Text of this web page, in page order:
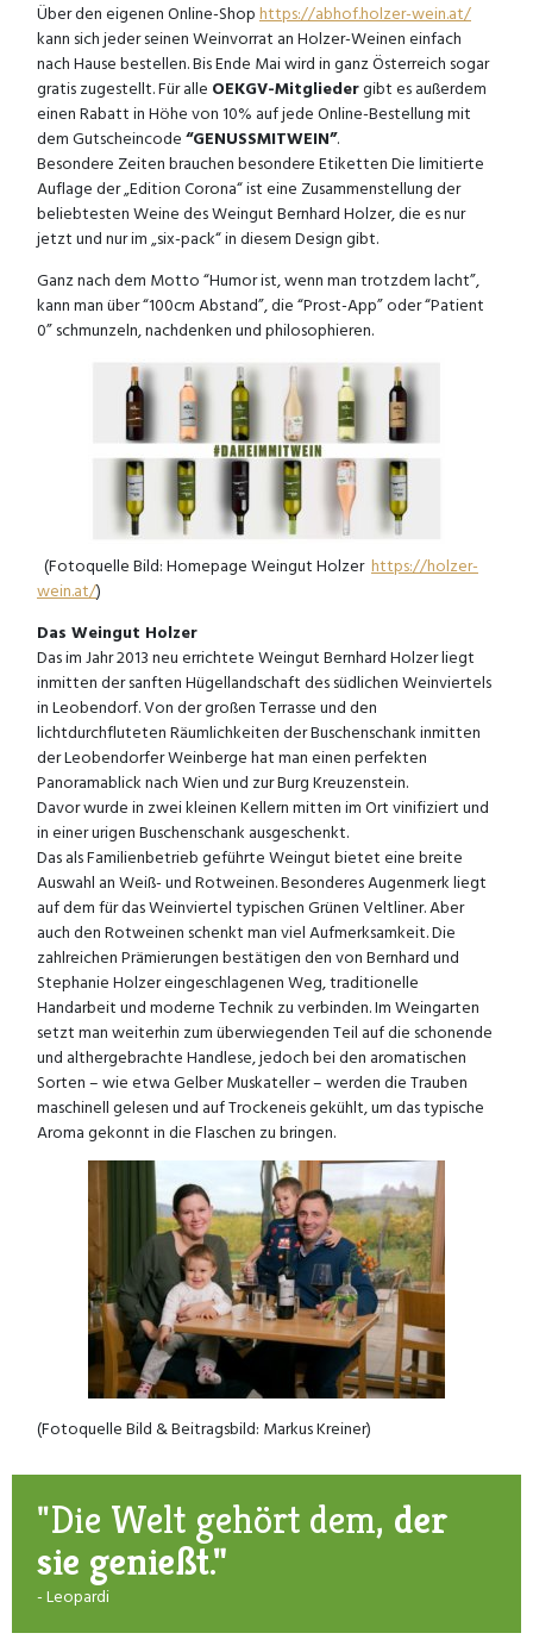
Über den eigenen Online-Shophttps://abhof.holzer-wein.at/
kann sich jeder seinen Weinvorrat an Holzer-Weinen einfach
nach Hause bestellen. Bis Ende Mai wird in ganz Österreich sogar
gratis zugestellt. Für alle OEKGV-Mitgliedergibt es außerdem
einen Rabatt in Höhe von 10% auf jede Online-Bestellung mit
dem Gutscheincode“GENUSSMITWEIN”.
Besondere Zeiten brauchen besondere Etiketten Die limitierte
Auflage der „Edition Corona“ ist eine Zusammenstellung der
beliebtesten Weine des Weingut Bernhard Holzer, die es nur
jetzt und nur im „six-pack“ in diesem Design gibt.
Ganz nach dem Motto “Humor ist, wenn man trotzdem lacht”,
kann man über “100cm Abstand”, die “Prost-App” oder “Patient
0” schmunzeln, nachdenken und philosophieren.
(Fotoquelle Bild: Homepage Weingut Holzer https://holzer-
wein.at/)
Das Weingut Holzer
Das im Jahr 2013 neu errichtete Weingut Bernhard Holzer liegt
inmitten der sanften Hügellandschaft des südlichen Weinviertels
in Leobendorf. Von der großen Terrasse und den
lichtdurchfluteten Räumlichkeiten der Buschenschank inmitten
der Leobendorfer Weinberge hat man einen perfekten
Panoramablick nach Wien und zur Burg Kreuzenstein.
Davor wurde in zwei kleinen Kellern mitten im Ort vinifiziert und
in einer urigen Buschenschank ausgeschenkt.
Das als Familienbetrieb geführte Weingut bietet eine breite
Auswahl an Weiß- und Rotweinen. Besonderes Augenmerk liegt
auf dem für das Weinviertel typischen Grünen Veltliner. Aber
auch den Rotweinen schenkt man viel Aufmerksamkeit. Die
zahlreichen Prämierungen bestätigen den von Bernhard und
Stephanie Holzer eingeschlagenen Weg, traditionelle
Handarbeit und moderne Technik zu verbinden. Im Weingarten
setzt man weiterhin zum überwiegenden Teil auf die schonende
und althergebrachte Handlese, jedoch bei den aromatischen
Sorten – wie etwa Gelber Muskateller – werden die Trauben
maschinell gelesen und auf Trockeneis gekühlt, um das typische
Aroma gekonnt in die Flaschen zu bringen.
(Fotoquelle Bild & Beitragsbild: Markus Kreiner)
"Die Welt gehört dem, der
sie genießt."
- Leopardi